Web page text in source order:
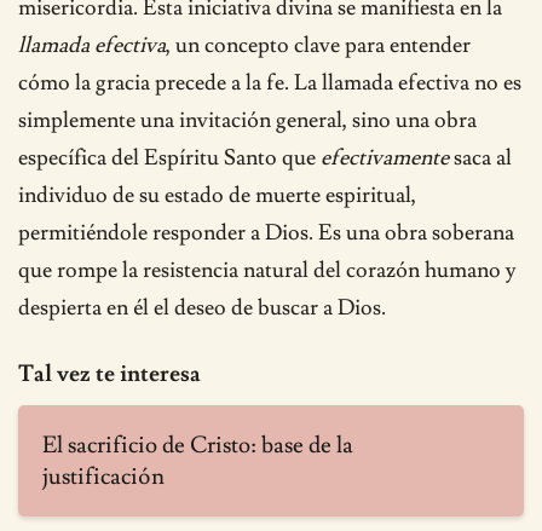
misericordia. Esta iniciativa divina se manifiesta en la
llamada efectiva, un concepto clave para entender
cómo la gracia precede a la fe. La llamada efectiva no es
simplemente una invitación general, sino una obra
específica del Espíritu Santo que efectivamentesaca al
individuo de su estado de muerte espiritual,
permitiéndole responder a Dios. Es una obra soberana
que rompe la resistencia natural del corazón humano y
despierta en él el deseo de buscar a Dios.
Tal vez te interesa
El sacrificio de Cristo: base de la
justificación